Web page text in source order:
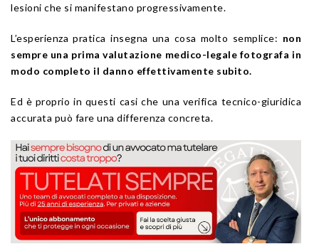
lesioni che si manifestano progressivamente.
L’esperienza pratica insegna una cosa molto semplice: non
sempre una prima valutazione medico-legale fotografa in
modo completo il danno effettivamente subito.
Ed è proprio in questi casi che una verifica tecnico-giuridica
accurata può fare una differenza concreta.